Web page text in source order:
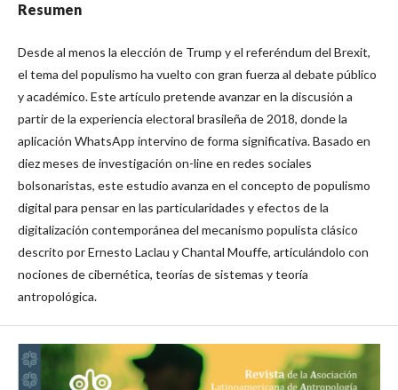
Resumen
Desde al menos la elección de Trump y el referéndum del Brexit,
el tema del populismo ha vuelto con gran fuerza al debate público
y académico. Este artículo pretende avanzar en la discusión a
partir de la experiencia electoral brasileña de 2018, donde la
aplicación WhatsApp intervino de forma significativa. Basado en
diez meses de investigación on-line en redes sociales
bolsonaristas, este estudio avanza en el concepto de populismo
digital para pensar en las particularidades y efectos de la
digitalización contemporánea del mecanismo populista clásico
descrito por Ernesto Laclau y Chantal Mouffe, articulándolo con
nociones de cibernética, teorías de sistemas y teoría
antropológica.